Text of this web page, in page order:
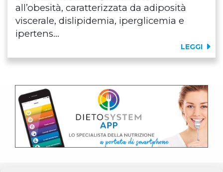
all’obesità, caratterizzata da adiposità
viscerale, dislipidemia, iperglicemia e
ipertens...
LEGGI